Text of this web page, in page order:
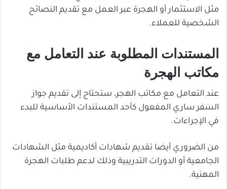
مثل الاستثمار أو الهجرة عبر العمل مع تقديم النصائح
الشخصية للعملاء.
المستندات المطلوبة عند التعامل مع
مكاتب الهجرة
عند التعامل مع مكاتب الهجر، ستحتاج إلى تقديم جواز
السفر ساري المفعول كأحد المستندات الأساسية للبدء
في الإجراءات.
من الضروري أيضا تقديم شهادات أكاديمية مثل الشهادات
الجامعية أو الدورات التدريبية وذلك لدعم طلبات الهجرة
المهنية.